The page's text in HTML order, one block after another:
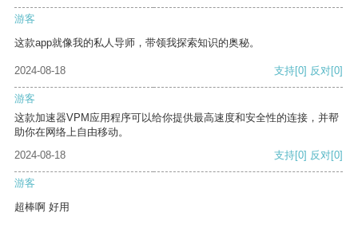
游客
这款app就像我的私人导师，带领我探索知识的奥秘。
2024-08-18 支持[0] 反对[0]
游客
这款加速器VPM应用程序可以给你提供最高速度和安全性的连接，并帮
助你在网络上自由移动。
2024-08-18
支持[0] 反对[0]
游客
超棒啊 好用